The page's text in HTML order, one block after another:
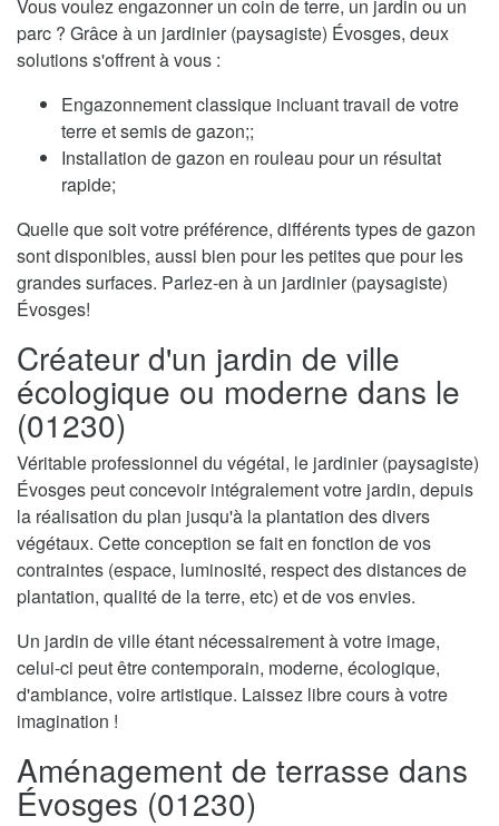
Vous voulez engazonner un coin de terre, un jardin ou un
parc ? Grâce à un jardinier (paysagiste) Évosges, deux
solutions s'offrent à vous :
Engazonnement classique incluant travail de votre
terre et semis de gazon;;
Installation de gazon en rouleau pour un résultat
rapide;
Quelle que soit votre préférence, différents types de gazon
sont disponibles, aussi bien pour les petites que pour les
grandes surfaces. Parlez-en à un jardinier (paysagiste)
Évosges!
Créateur d'un jardin de ville
écologique ou moderne dans le
(01230)
Véritable professionnel du végétal, le jardinier (paysagiste)
Évosges peut concevoir intégralement votre jardin, depuis
la réalisation du plan jusqu'à la plantation des divers
végétaux. Cette conception se fait en fonction de vos
contraintes (espace, luminosité, respect des distances de
plantation, qualité de la terre, etc) et de vos envies.
Un jardin de ville étant nécessairement à votre image,
celui-ci peut être contemporain, moderne, écologique,
d'ambiance, voire artistique. Laissez libre cours à votre
imagination !
Aménagement de terrasse dans
Évosges (01230)